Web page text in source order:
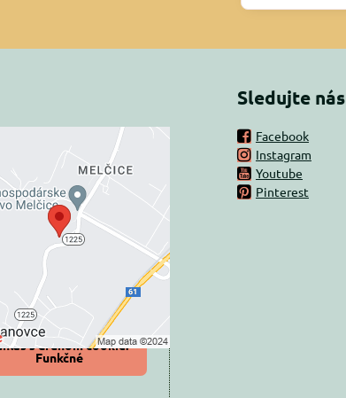
obsah je
Voľbami
súkromia
si načítať externý obsah?
Povoliť tentokrát
a zapamätať -
s druhom cookie:
Funkčné
Sledujte nás
Facebook
Instagram
Youtube
Pinterest